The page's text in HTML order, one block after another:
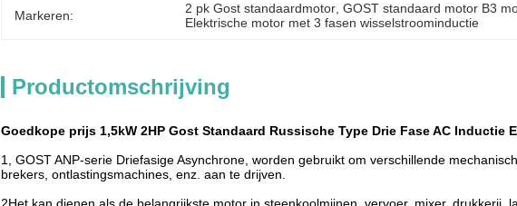
Markeren: 2 pk Gost standaardmotor , GOST standaard motor B3
Elektrische motor met 3 fasen wisselstroominductie
Productomschrijving
Goedkope prijs 1,5kW 2HP Gost Standaard Russische Type Drie Fase AC Inductie
1, GOST ANP-serie Driefasige Asynchrone, worden gebruikt om verschillende
brekers, ontlastingsmachines, enz. aan te drijven.